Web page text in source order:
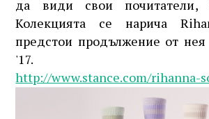
да види свои почитатели,
Колекцията се нарича
предстои продължение от
'17.
http://www.stance.com/rihanna-